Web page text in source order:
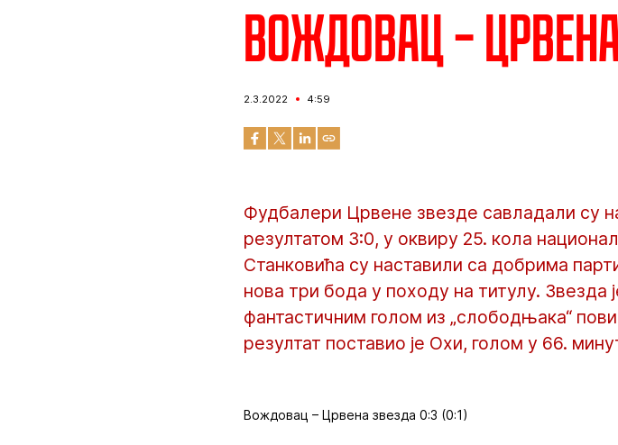
Вождовац –
2.3.2022 4:59
Фудбалери Црвене звезде савладали су
резултатом 3:0, у оквиру 25. кола
Станковића су наставили са добрима
нова три бода у походу на титулу. Звезда
фантастичним голом из „слободњака“
резултат поставио је Охи, голом у 66.
Вождовац – Црвена звезда 0:3 (0:1)